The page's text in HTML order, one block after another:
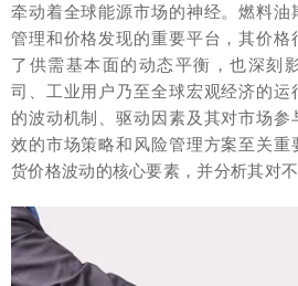
牵动着全球能源市场的神经。燃料
管理和价格发现的重要平台，其价
了供需基本面的动态平衡，也深刻
司、工业用户乃至全球宏观经济的
的波动机制、驱动因素及其对市场
效的市场策略和风险管理方案至关
货价格波动的核心要素，并分析其对